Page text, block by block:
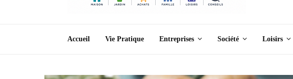
Accueil Vie Pratique Entreprises Société Loisirs